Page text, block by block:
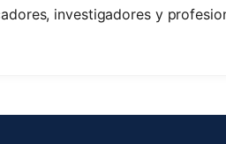
investigadores y